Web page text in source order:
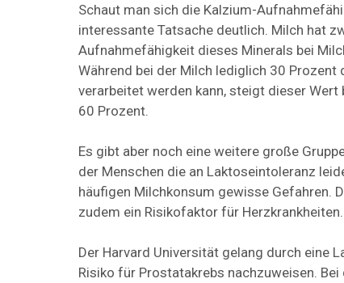
Schaut man sich die Kalzium-
interessante Tatsache deutlich. Milch hat
Aufnahmefähigkeit dieses Minerals bei
Während bei der Milch lediglich 30
verarbeitet werden kann, steigt dieser
60 Prozent.
Es gibt aber noch eine weitere große
der Menschen die an Laktoseintoleranz
häufigen Milchkonsum gewisse Gefahren.
zudem ein Risikofaktor für Herzkrankheiten.
Der Harvard Universität gelang durch eine
Risiko für Prostatakrebs nachzuweisen.